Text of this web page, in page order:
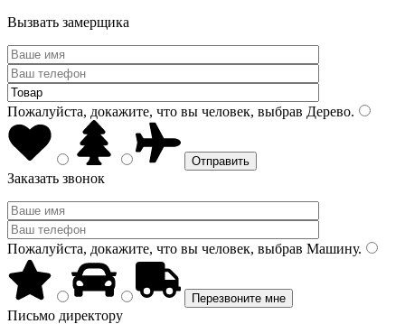
Вызвать замерщика
Пожалуйста, докажите, что вы человек, выбрав Дерево.
Заказать звонок
Пожалуйста, докажите, что вы человек, выбрав Машину.
Письмо директору